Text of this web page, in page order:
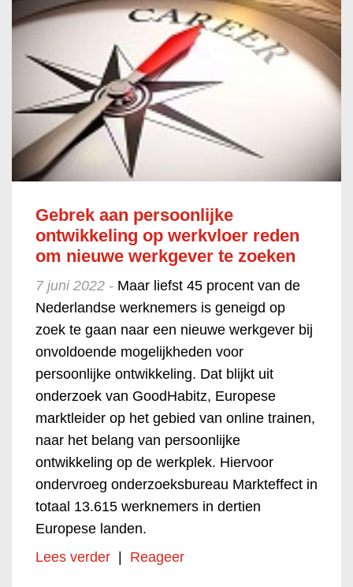
Gebrek aan persoonlijke
ontwikkeling op werkvloer reden
om nieuwe werkgever te zoeken
7 juni 2022 - Maar liefst 45 procent van de
Nederlandse werknemers is geneigd op
zoek te gaan naar een nieuwe werkgever bij
onvoldoende mogelijkheden voor
persoonlijke ontwikkeling. Dat blijkt uit
onderzoek van GoodHabitz, Europese
marktleider op het gebied van online trainen,
naar het belang van persoonlijke
ontwikkeling op de werkplek. Hiervoor
ondervroeg onderzoeksbureau Markteffect in
totaal 13.615 werknemers in dertien
Europese landen.
Lees verder | Reageer